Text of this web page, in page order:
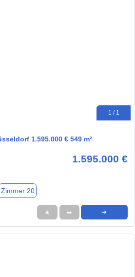
1 / 1
1.595.000 € 549 m²
1.595.000 €
Zimmer 20
★ ➦ ➜